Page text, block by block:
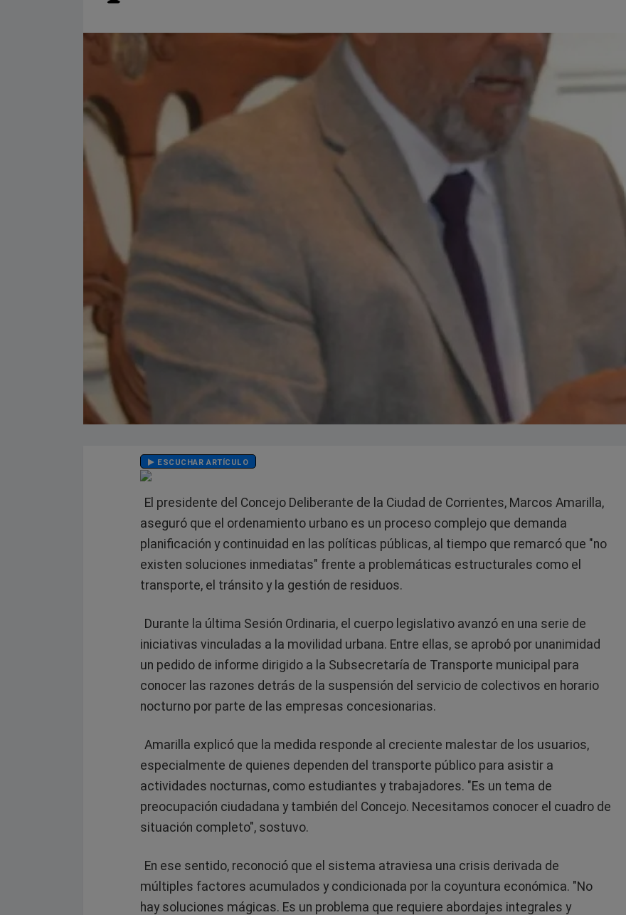
ESCUCHAR ARTÍCULO
El presidente del Concejo Deliberante de la Ciudad de Corrientes, Marcos Amarilla,
aseguró que el ordenamiento urbano es un proceso complejo que demanda
planificación y continuidad en las políticas públicas, al tiempo que remarcó que "no
existen soluciones inmediatas" frente a problemáticas estructurales como el
transporte, el tránsito y la gestión de residuos.
Durante la última Sesión Ordinaria, el cuerpo legislativo avanzó en una serie de
iniciativas vinculadas a la movilidad urbana. Entre ellas, se aprobó por unanimidad
un pedido de informe dirigido a la Subsecretaría de Transporte municipal para
conocer las razones detrás de la suspensión del servicio de colectivos en horario
nocturno por parte de las empresas concesionarias.
Amarilla explicó que la medida responde al creciente malestar de los usuarios,
especialmente de quienes dependen del transporte público para asistir a
actividades nocturnas, como estudiantes y trabajadores. "Es un tema de
preocupación ciudadana y también del Concejo. Necesitamos conocer el cuadro de
situación completo", sostuvo.
En ese sentido, reconoció que el sistema atraviesa una crisis derivada de
múltiples factores acumulados y condicionada por la coyuntura económica. "No
hay soluciones mágicas. Es un problema que requiere abordajes integrales y